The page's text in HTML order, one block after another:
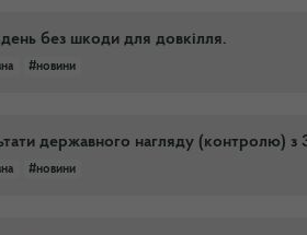
без шкоди для довкілля.
#новини
державного нагляду (контролю)
#новини